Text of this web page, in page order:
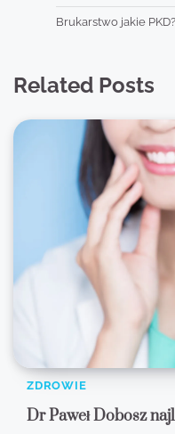
Brukarstwo jakie PKD?
Related Posts
ZDROWIE
Dr Paweł Dobosz